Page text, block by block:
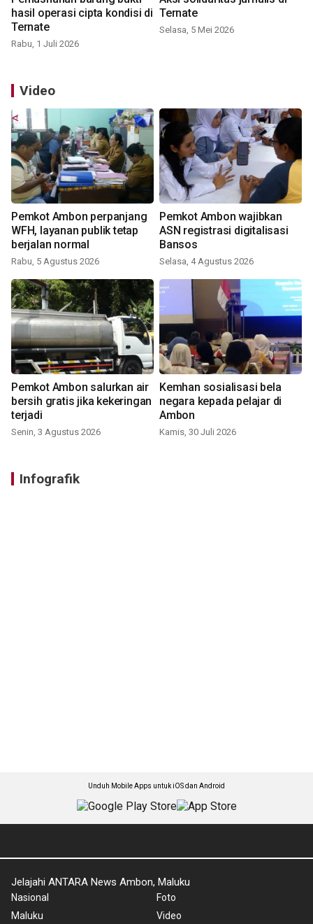
hasil operasi cipta kondisi di
Ternate
Rabu, 1 Juli 2026
Ternate
Selasa, 5 Mei 2026
Video
Pemkot Ambon perpanjang
WFH, layanan publik tetap
berjalan normal
Rabu, 5 Agustus 2026
Pemkot Ambon wajibkan
ASN registrasi digitalisasi
Bansos
Selasa, 4 Agustus 2026
Pemkot Ambon salurkan air
bersih gratis jika kekeringan
terjadi
Senin, 3 Agustus 2026
Kemhan sosialisasi bela
negara kepada pelajar di
Ambon
Kamis, 30 Juli 2026
Infografik
Unduh Mobile Apps untuk iOS dan Android
Jelajahi ANTARA News Ambon, Maluku
Nasional
Maluku
Foto
Video